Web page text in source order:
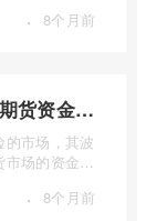
· 8个月前
期货大盘资金流向查询(期货资金流向查询)
的市场，其波
市场的资金流
· 8个月前